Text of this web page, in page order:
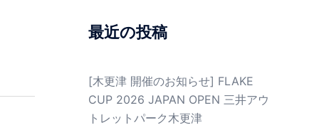
最近の投稿
[木更津 開催のお知らせ] FLAKE
CUP 2026 JAPAN OPEN 三井アウ
トレットパーク木更津